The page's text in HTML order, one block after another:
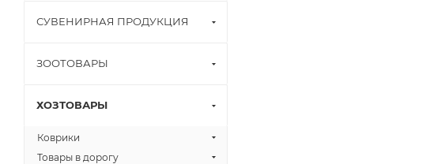
СУВЕНИРНАЯ ПРОДУКЦИЯ
ЗООТОВАРЫ
ХОЗТОВАРЫ
Коврики
Товары в дорогу